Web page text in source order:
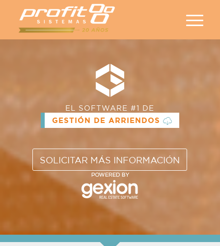
EL SOFTWARE #1 DE
GESTIÓN DE ARRIENDOS
SOLICITAR MÁS INFORMACIÓN